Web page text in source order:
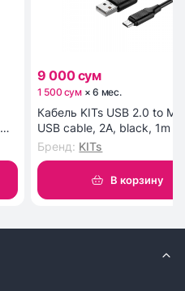
9 000 сум
1 500 сум ×6 мес.
Кабель KITs USB 2.0 to
USB cable, 2A, black, 1m
W-002)
Бренд: KITs
В корзину